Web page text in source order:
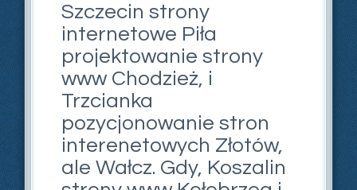
Szczecin strony
internetowe Piła
projektowanie strony
www Chodzież, i
Trzcianka
pozycjonowanie stron
interenetowych Złotów,
ale Wałcz. Gdy, Koszalin